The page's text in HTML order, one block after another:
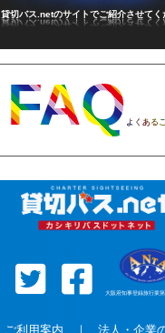
貸切バス.netのサイトでご紹介させてく
FAQ よくある
大阪府知事登録旅行業第
ご利用案内 ｜ 法人・企業